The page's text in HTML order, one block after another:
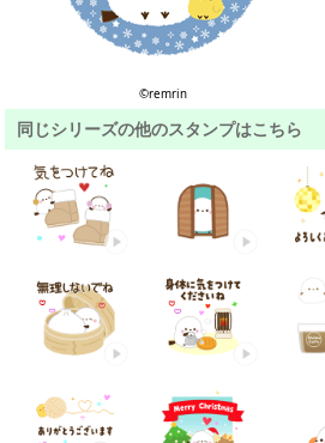
©remrin
同じシリーズの他のスタンプはこちら